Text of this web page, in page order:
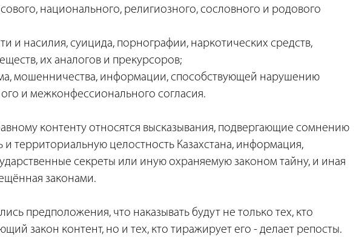
национального, религиозного, сословного и родового
и насилия, суицида, порнографии, наркотических средств,
их аналогов и прекурсоров;
мошенничества, информации, способствующей нарушению
и межконфессионального согласия.
контенту относятся высказывания, подвергающие сомнению
и территориальную целостность Казахстана, информация,
секреты или иную охраняемую законом тайну, и иная
законами.
предположения, что наказывать будут не только тех, кто
закон контент, но и тех, кто тиражирует его - делает репосты.